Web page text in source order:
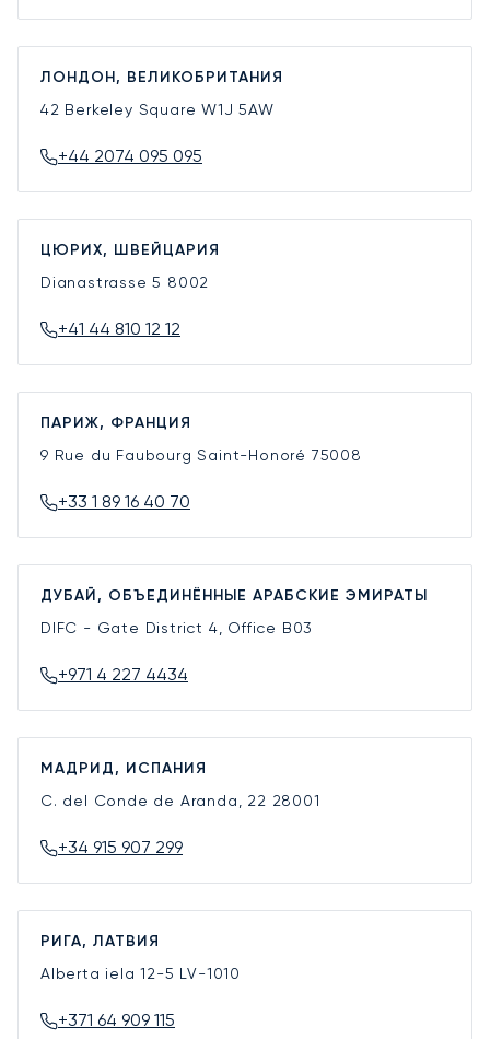
ЛОНДОН, ВЕЛИКОБРИТАНИЯ
42 Berkeley SquareW1J 5AW
+44 2074 095 095
ЦЮРИХ, ШВЕЙЦАРИЯ
Dianastrasse 5 8002
+41 44 810 12 12
ПАРИЖ, ФРАНЦИЯ
9 Rue du Faubourg Saint-Honoré 75008
+33 1 89 16 40 70
ДУБАЙ, ОБЪЕДИНЁННЫЕ АРАБСКИЕ ЭМИРАТЫ
DIFC - Gate District 4, Office B03
+971 4 227 4434
МАДРИД, ИСПАНИЯ
C. del Conde de Aranda, 22 28001
+34 915 907 299
РИГА, ЛАТВИЯ
Alberta iela 12-5 LV-1010
+371 64 909 115